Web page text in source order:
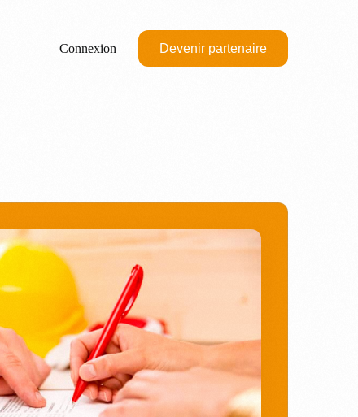
Connexion Devenir partenaire